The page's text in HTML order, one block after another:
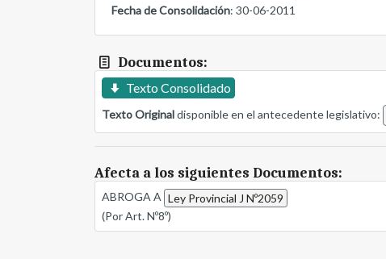
Fecha de Consolidación: 30-06-2011
Documentos:
Texto Consolidado
Texto Originaldisponible en el antecedente legislativo:
Afecta a los siguientes Documentos:
ABROGA A Ley Provincial J Nº2059
(Por Art. Nº8º)